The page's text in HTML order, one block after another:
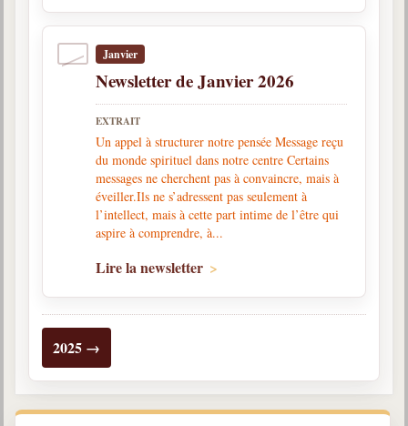
Belgique, Lux. et Canada
Fédérations spirites
Janvier
Newsletter de Janvier 2026
EXTRAIT
Un appel à structurer notre pensée Message reçu
du monde spirituel dans notre centre Certains
messages ne cherchent pas à convaincre, mais à
éveiller.Ils ne s’adressent pas seulement à
l’intellect, mais à cette part intime de l’être qui
aspire à comprendre, à...
Lire la newsletter
2025 →